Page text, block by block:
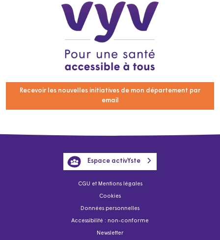
Recevoir les nouvelles initiatives de mon département par
email
CGU et Mentions légales
Cookies
Données personnelles
Accessibilité : non-conforme
Newsletter
Espace activYste